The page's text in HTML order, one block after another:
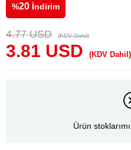
%20 İndirim
4.77 USD (KDV Dahil)
3.81 USD (KDV Dahil)
Ürün